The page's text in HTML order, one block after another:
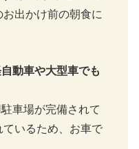
出かけ前の朝食に
動車や大型車でも
車場が完備されて
いるため、お車で